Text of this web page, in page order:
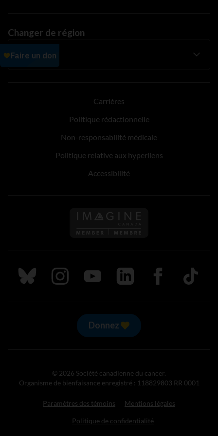
Changer de région
Carrières
Politique rédactionnelle
Non-responsabilité médicale
Politique relative aux hyperliens
Accessibilité
Suivez nous sur Bluesky
Suivez nous sur Instagram
Suivez nous sur Youtube
Suivez nous sur LinkedIn
Suivez nous sur
TikTok
Donnez
© 2026 Société canadienne du cancer.
Organisme de bienfaisance enregistré : 118829803 RR 0001
Paramètres des témoins Mentions légales
Politique de confidentialité